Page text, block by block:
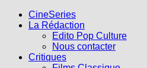
CineSeries
La Rédaction
Edito Pop Culture
Nous contacter
Critiques